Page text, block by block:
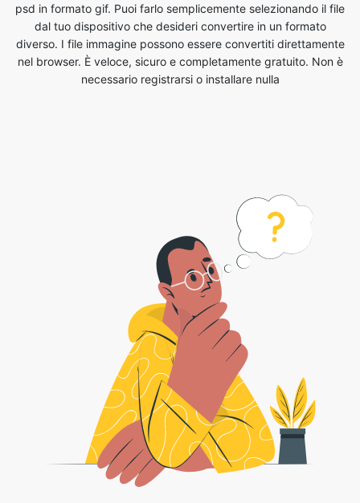
necessario registrarsi o installare nulla
Come convertire psd nel formato gif?